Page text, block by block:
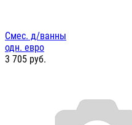
Смес. д/ванны
одн. евро
3 705 руб.